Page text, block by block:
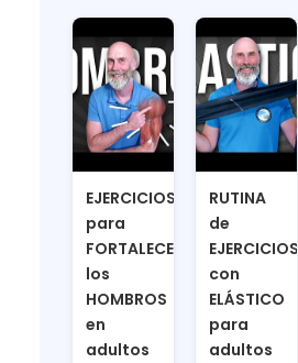
EJERCICIOS
para
FORTALECER
los
HOMBROS
en
adultos
RUTINA
de
EJERCICIOS
con
ELÁSTICO
para
adultos